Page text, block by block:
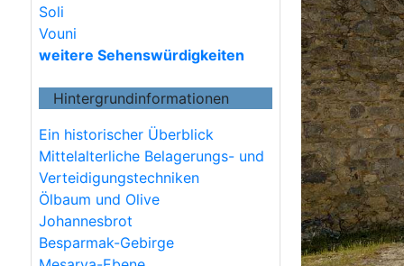
Soli
Vouni
weitere Sehenswürdigkeiten
Hintergrundinformationen
Ein historischer Überblick
Mittelalterliche Belagerungs- und
Verteidigungstechniken
Ölbaum und Olive
Johannesbrot
Besparmak-Gebirge